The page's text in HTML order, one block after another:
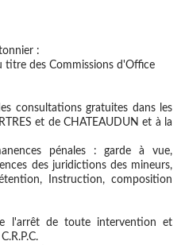
:
titre des Commissions d'Office
consultations gratuites dans les
et de CHATEAUDUN et à la
pénales : garde à vue,
des juridictions des mineurs,
Instruction, composition
l'arrêt de toute intervention et